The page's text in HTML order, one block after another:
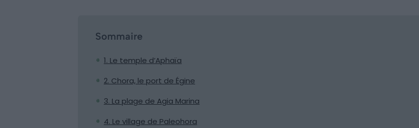
Sommaire
1. Le temple d’Aphaïa
2. Chora, le port de Égine
3. La plage de Agia Marina
4. Le village de Paleohora